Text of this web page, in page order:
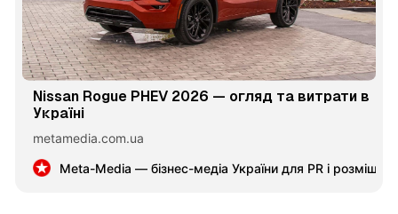
Nissan Rogue PHEV 2026 — огляд та витрати в
Україні
metamedia.com.ua
Meta-Media — бізнес-медіа України для PR і